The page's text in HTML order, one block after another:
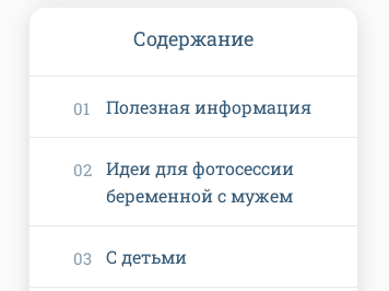
Содержание
Полезная информация
Идеи для фотосессии
беременной с мужем
С детьми